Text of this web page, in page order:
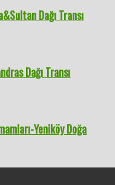
Dağı Transı
Dağı Transı
Yeniköy Doğa